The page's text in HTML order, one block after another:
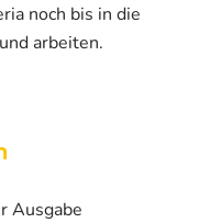
noch bis in die
arbeiten.
Ausgabe